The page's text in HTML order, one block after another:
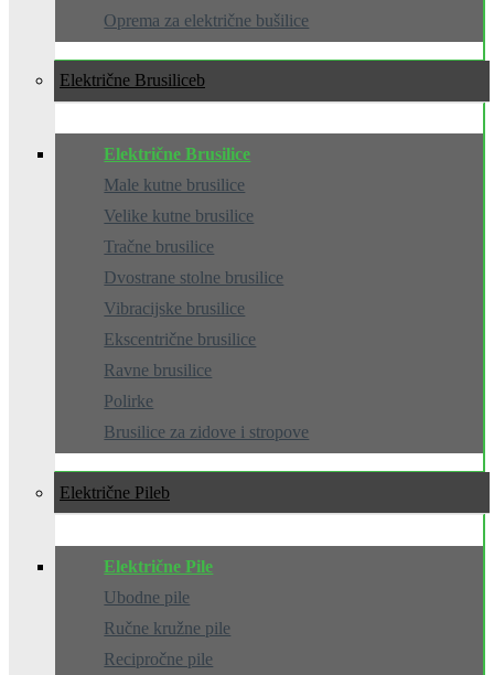
Oprema za električne bušilice
Električne Brusilice
Električne Brusilice
Male kutne brusilice
Velike kutne brusilice
Tračne brusilice
Dvostrane stolne brusilice
Vibracijske brusilice
Ekscentrične brusilice
Ravne brusilice
Polirke
Brusilice za zidove i stropove
Električne Pile
Električne Pile
Ubodne pile
Ručne kružne pile
Recipročne pile